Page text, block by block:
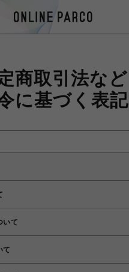
商取引法など
に基づく表記
いて
て